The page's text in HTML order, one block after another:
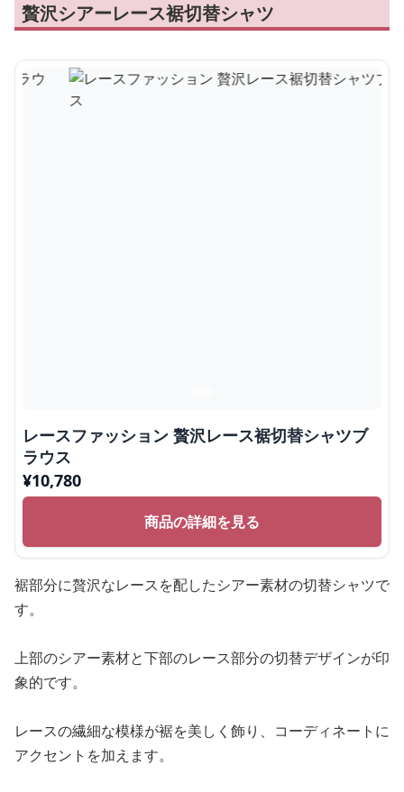
贅沢シアーレース裾切替シャツ
レースファッション 贅沢レース裾切替シャツブ
ラウス
¥10,780
商品の詳細を見る
裾部分に贅沢なレースを配したシアー素材の切替シャツで
す。
上部のシアー素材と下部のレース部分の切替デザインが印
象的です。
レースの繊細な模様が裾を美しく飾り、コーディネートに
アクセントを加えます。